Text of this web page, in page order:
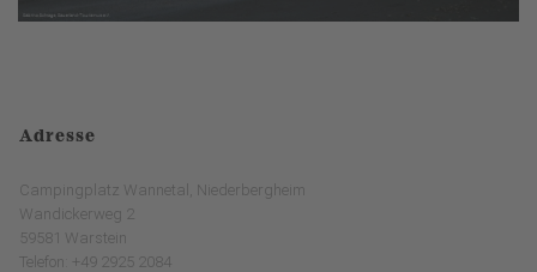
Adresse
Campingplatz Wannetal, Niederbergheim
Wandickerweg 2
59581 Warstein
Telefon: +49 2925 2084